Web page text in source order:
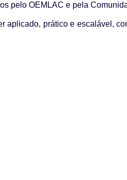
pelo OEMLAC e pela
aplicado, prático e escalável,